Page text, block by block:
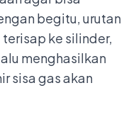
begitu, urutan
ke silinder,
menghasilkan
sisa gas akan